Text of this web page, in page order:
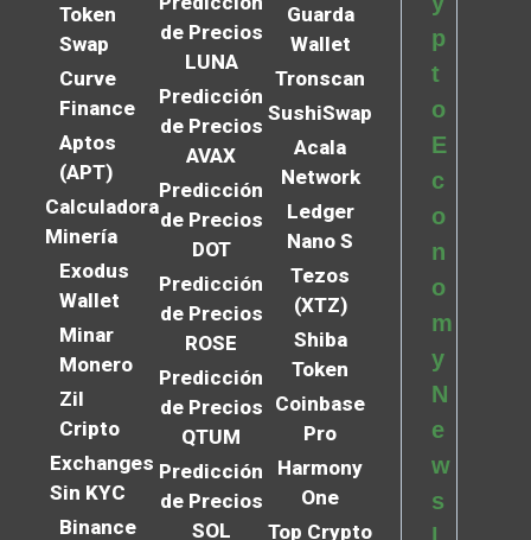
Token
Swap
Curve
Finance
Aptos
(APT)
Calculadora
Minería
Exodus
Wallet
Minar
Monero
Zil
Cripto
Exchanges
Sin KYC
Binance
de Precios
LUNA
Predicción
de Precios
AVAX
Predicción
de Precios
DOT
Predicción
de Precios
ROSE
Predicción
de Precios
QTUM
Predicción
de Precios
SOL
Guarda
Wallet
Tronscan
SushiSwap
Acala
Network
Ledger
Nano S
Tezos
(XTZ)
Shiba
Token
Coinbase
Pro
Harmony
One
Top Crypto
p
t
o
E
c
o
n
o
m
y
N
e
w
s